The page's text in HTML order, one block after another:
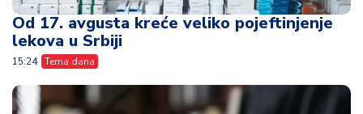
Od 17. avgusta kreće veliko pojeftinjenje
lekova u Srbiji
15:24 Tema dana